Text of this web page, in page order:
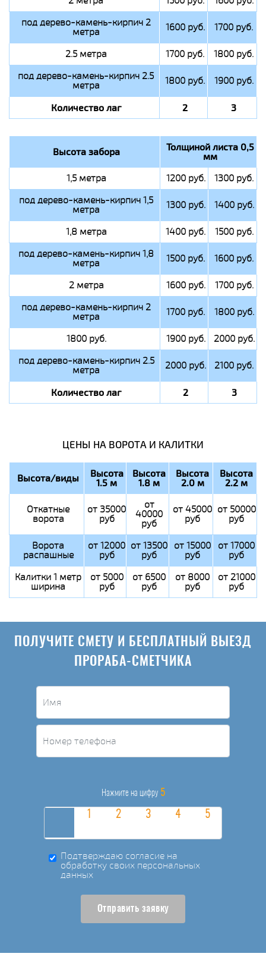
под дерево-камень-кирпич 2
метра 1600 руб. 1700 руб.
2.5 метра 1700 руб.
1800 руб.
под дерево-камень-кирпич 2.5
метра 1800 руб. 1900 руб.
Количество лаг 2 3
Высота забора Толщиной листа 0,5
мм
1,5 метра 1200 руб.
1300 руб.
под дерево-камень-кирпич 1,5
метра 1300 руб. 1400 руб.
1,8 метра 1400 руб.
1500 руб.
под дерево-камень-кирпич 1,8
метра 1500 руб. 1600 руб.
2 метра 1600 руб.
1700 руб.
под дерево-камень-кирпич 2
метра 1700 руб. 1800 руб.
1800 руб. 1900 руб.
2000 руб.
под дерево-камень-кирпич 2.5
метра 2000 руб. 2100 руб.
Количество лаг 2 3
ЦЕНЫ НА ВОРОТА И КАЛИТКИ
Высота/виды Высота
1.5 м
Высота
1.8 м
Высота
2.0 м
Высота
2.2 м
Откатные
ворота
от 35000
руб
от
40000
руб
от 45000
руб
от 50000
руб
Ворота
распашные
от 12000
руб
от 13500
руб
от 15000
руб
от 17000
руб
Калитки 1 метр
ширина
от 5000
руб
от 6500
руб
от 8000
руб
от 21000
руб
ПОЛУЧИТЕ СМЕТУ И БЕСПЛАТНЫЙ ВЫЕЗД
ПРОРАБА-СМЕТЧИКА
Нажмите на цифру 5
Подтверждаю согласие на
обработку своих персональных
данных
Отправить заявку